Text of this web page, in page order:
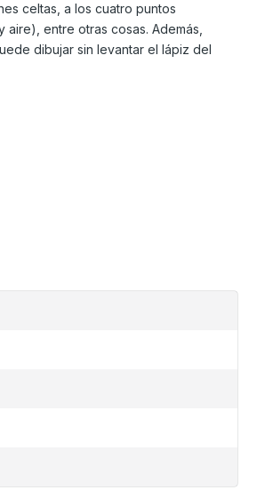
celtas, a los cuatro puntos
entre otras cosas. Además,
dibujar sin levantar el lápiz del